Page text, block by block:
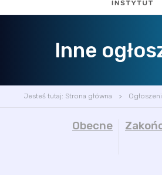
OGŁOSZENIA
DEKLARACJA DOSTĘPNOŚCI
Inne
Jesteś tutaj: Strona główna
Obecne